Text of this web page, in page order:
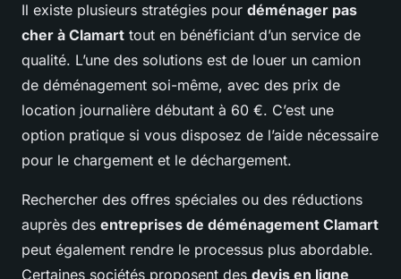
Il existe plusieurs stratégies pour déménager pas
cher à Clamart tout en bénéficiant d’un service de
qualité. L’une des solutions est de louer un camion
de déménagement soi-même, avec des prix de
location journalière débutant à 60 €. C’est une
option pratique si vous disposez de l’aide nécessaire
pour le chargement et le déchargement.
Rechercher des offres spéciales ou des réductions
auprès des entreprises de déménagement Clamart
peut également rendre le processus plus abordable.
Certaines sociétés proposent des devis en ligne